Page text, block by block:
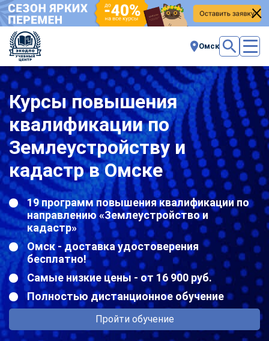
Омск
Курсы повышения
квалификации по
Землеустройству и
кадастр в Омске
19 программ повышения квалификации по
направлению «Землеустройство и
кадастр»
Омск - доставка удостоверения
бесплатно!
Самые низкие цены - от 16 900 руб.
Полностью дистанционное обучение
Пройти обучение